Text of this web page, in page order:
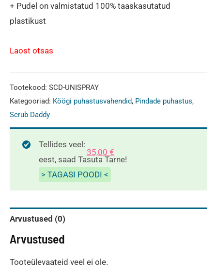
+ Pudel on valmistatud 100% taaskasutatud
plastikust
Laost otsas
Tootekood: SCD-UNISPRAY
Kategooriad: Köögi puhastusvahendid, Pindade puhastus,
Scrub Daddy
Tellides veel:
35,00 €
eest, saad Tasuta Tarne!
> TAGASI POODI <
Arvustused (0)
Arvustused
Tooteülevaateid veel ei ole.